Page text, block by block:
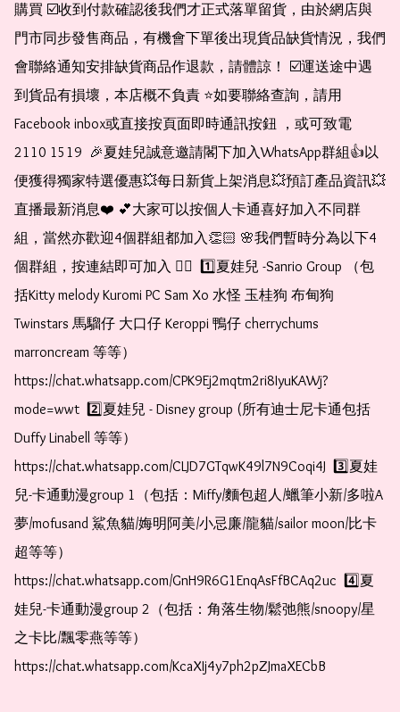
購買 ☑️收到付款確認後我們才正式落單留貨，由於網店與
門市同步發售商品，有機會下單後出現貨品缺貨情況，我們
會聯絡通知安排缺貨商品作退款，請體諒！ ☑️運送途中遇
到貨品有損壞，本店概不負責 ⭐️如要聯絡查詢，請用
Facebook inbox或直接按頁面即時通訊按鈕 ，或可致電
2110 1519  🎉夏娃兒誠意邀請閣下加入WhatsApp群組👍以
便獲得獨家特選優惠💥每日新貨上架消息💥預訂產品資訊💥
直播最新消息❤️ 💕大家可以按個人卡通喜好加入不同群
組，當然亦歡迎4個群組都加入👏🏻 🌸我們暫時分為以下4
個群組，按連結即可加入 👇🏻  1️⃣夏娃兒 -Sanrio Group （包
括Kitty melody Kuromi PC Sam Xo 水怪 玉桂狗 布甸狗
Twinstars 馬騮仔 大口仔 Keroppi 鴨仔 cherrychums
marroncream 等等）
https://chat.whatsapp.com/CPK9Ej2mqtm2ri8IyuKAWj?
mode=wwt  2️⃣夏娃兒 - Disney group (所有迪士尼卡通包括
Duffy Linabell 等等）
https://chat.whatsapp.com/CLJD7GTqwK49l7N9Coqi4J  3️⃣夏娃
兒-卡通動漫group 1（包括：Miffy/麵包超人/蠟筆小新/多啦A
夢/mofusand 鯊魚貓/娒明阿美/小忌廉/龍貓/sailor moon/比卡
超等等）
https://chat.whatsapp.com/GnH9R6G1EnqAsFfBCAq2uc  4️⃣夏
娃兒-卡通動漫group 2（包括：角落生物/鬆弛熊/snoopy/星
之卡比/飄零燕等等）
https://chat.whatsapp.com/KcaXIj4y7ph2pZJmaXECbB